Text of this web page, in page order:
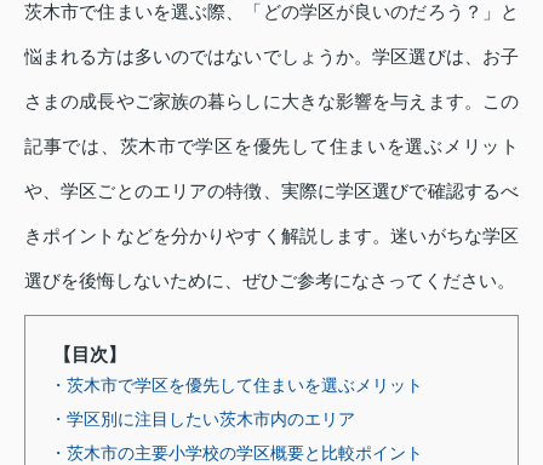
茨木市で住まいを選ぶ際、「どの学区が良いのだろう？」と
悩まれる方は多いのではないでしょうか。学区選びは、お子
さまの成長やご家族の暮らしに大きな影響を与えます。この
記事では、茨木市で学区を優先して住まいを選ぶメリット
や、学区ごとのエリアの特徴、実際に学区選びで確認するべ
きポイントなどを分かりやすく解説します。迷いがちな学区
選びを後悔しないために、ぜひご参考になさってください。
【目次】
・茨木市で学区を優先して住まいを選ぶメリット
・学区別に注目したい茨木市内のエリア
・茨木市の主要小学校の学区概要と比較ポイント